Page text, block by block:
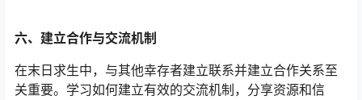
六、建立合作与交流机制
在末日求生中，与其他幸存者建立联系并建立合作关系至
关重要。学习如何建立有效的交流机制，分享资源和信